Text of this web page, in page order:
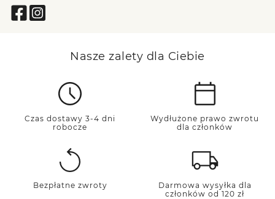
Nasze zalety dla Ciebie
Czas dostawy 3-4 dni
robocze
Wydłużone prawo zwrotu
dla członków
Bezpłatne zwroty
Darmowa wysyłka dla
członków od 120 zł